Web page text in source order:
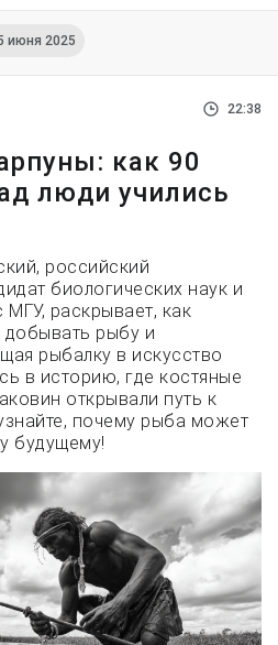
июня 2025
22:38
как 90
люди учились
российский
биологических наук и
МГУ, раскрывает, как
добывать рыбу и
рыбалку в искусство
в историю, где костяные
открывали путь к
почему рыба может
будущему!